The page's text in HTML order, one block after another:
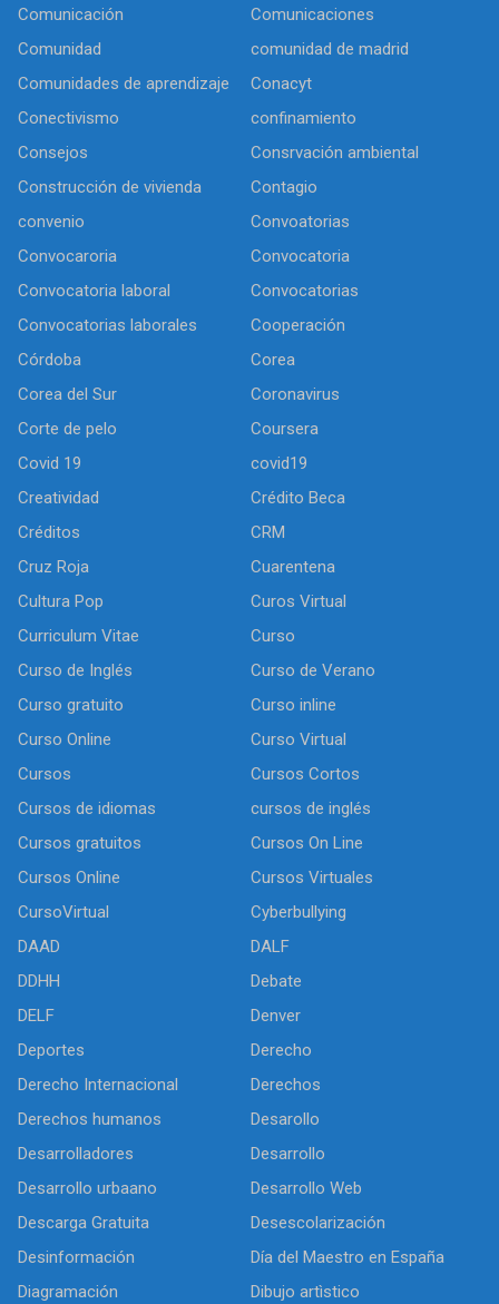
Comunicación
Comunicaciones
Comunidad
comunidad de madrid
Comunidades de aprendizaje
Conacyt
Conectivismo
confinamiento
Consejos
Consrvación ambiental
Construcción de vivienda
Contagio
convenio
Convoatorias
Convocaroria
Convocatoria
Convocatoria laboral
Convocatorias
Convocatorias laborales
Cooperación
Córdoba
Corea
Corea del Sur
Coronavirus
Corte de pelo
Coursera
Covid 19
covid19
Creatividad
Crédito Beca
Créditos
CRM
Cruz Roja
Cuarentena
Cultura Pop
Curos Virtual
Curriculum Vitae
Curso
Curso de Inglés
Curso de Verano
Curso gratuito
Curso inline
Curso Online
Curso Virtual
Cursos
Cursos Cortos
Cursos de idiomas
cursos de inglés
Cursos gratuitos
Cursos On Line
Cursos Online
Cursos Virtuales
CursoVirtual
Cyberbullying
DAAD
DALF
DDHH
Debate
DELF
Denver
Deportes
Derecho
Derecho Internacional
Derechos
Derechos humanos
Desarollo
Desarrolladores
Desarrollo
Desarrollo urbaano
Desarrollo Web
Descarga Gratuita
Desescolarización
Desinformación
Día del Maestro en España
Diagramación
Dibujo artìstico